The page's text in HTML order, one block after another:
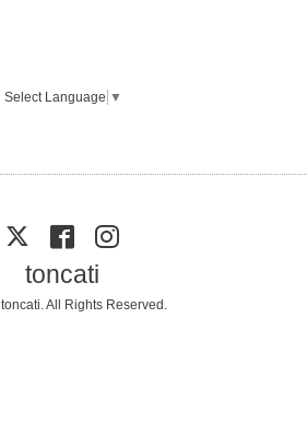
Select Language ▼
toncati
toncati . All Rights Reserved.